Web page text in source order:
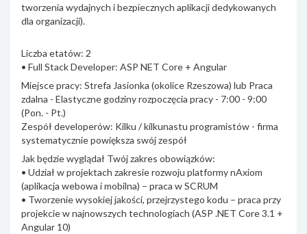
tworzenia wydajnych i bezpiecznych aplikacji dedykowanych
dla organizacji).
Liczba etatów: 2
• Full Stack Developer: ASP NET Core + Angular
Miejsce pracy: Strefa Jasionka (okolice Rzeszowa) lub Praca
zdalna - Elastyczne godziny rozpoczęcia pracy - 7:00 - 9:00
(Pon. - Pt.)
Zespół developerów: Kilku / kilkunastu programistów - firma
systematycznie powiększa swój zespół
Jak będzie wyglądał Twój zakres obowiązków:
• Udział w projektach zakresie rozwoju platformy nAxiom
(aplikacja webowa i mobilna) – praca w SCRUM
• Tworzenie wysokiej jakości, przejrzystego kodu – praca przy
projekcie w najnowszych technologiach (ASP .NET Core 3.1 +
Angular 10)